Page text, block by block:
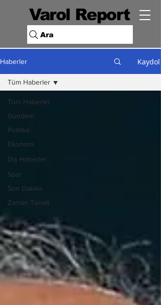
Varol Report
Ara
Haberler Kaydol
Tüm Haberler
Gündem
Politika
Ekonomi
Dış Haberler
Spor
Son Dakika
Zaman Tüneli
Tüm Haberler